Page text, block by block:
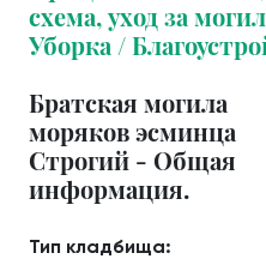
схема, уход за
Уборка /
Братская могила
моряков эсминца
Строгий - Общая
информация.
Тип кладбища: